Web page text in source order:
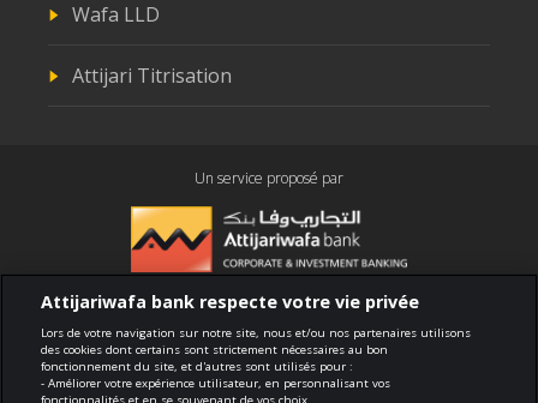
Wafa LLD
Attijari Titrisation
Un service proposé par
Conformité
Conditions générales d'utilisation
Attijariwafa bank respecte votre vie privée
Lors de votre navigation sur notre site, nous et/ou nos partenaires utilisons
des cookies dont certains sont strictement nécessaires au bon
fonctionnement du site, et d'autres sont utilisés pour :
- Améliorer votre expérience utilisateur, en personnalisant vos
fonctionnalités et en se souvenant de vos choix.